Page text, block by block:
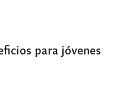
para jóvenes